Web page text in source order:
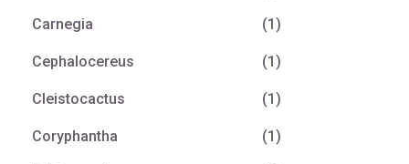
Carnegia (1)
Cephalocereus (1)
Cleistocactus (1)
Coryphantha (1)